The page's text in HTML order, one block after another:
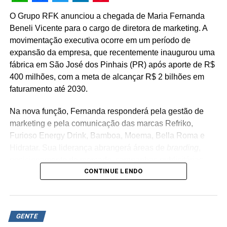
WhatsApp
Facebook
Twitter
LinkedIn
Pinterest
O Grupo RFK anunciou a chegada de Maria Fernanda
Beneli Vicente para o cargo de diretora de marketing. A
movimentação executiva ocorre em um período de
expansão da empresa, que recentemente inaugurou uma
fábrica em São José dos Pinhais (PR) após aporte de R$
400 milhões, com a meta de alcançar R$ 2 bilhões em
faturamento até 2030.
Na nova função, Fernanda responderá pela gestão de
marketing e pela comunicação das marcas Refriko,
Furioso Energy Drink, Bamboa, Moema, Bella Roma e
relacionamento com consumidores e novos projetos de
transformação, com marcas que têm enorme potencial de
próximos anos. Quero contribuir para que o marketing
CONTINUE LENDO
GENTE